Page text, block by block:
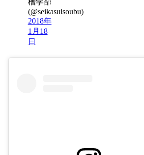
槽学部
(@seikasuisoubu)
2018年
1月18
日